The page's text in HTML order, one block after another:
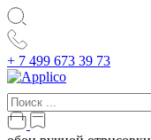
+ 7 499 673 39 73